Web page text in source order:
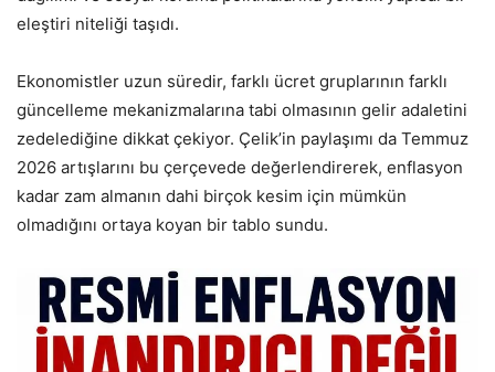
eleştiri niteliği taşıdı.
Ekonomistler uzun süredir, farklı ücret gruplarının farklı
güncelleme mekanizmalarına tabi olmasının gelir adaletini
zedelediğine dikkat çekiyor. Çelik’in paylaşımı da Temmuz
2026 artışlarını bu çerçevede değerlendirerek, enflasyon
kadar zam almanın dahi birçok kesim için mümkün
olmadığını ortaya koyan bir tablo sundu.